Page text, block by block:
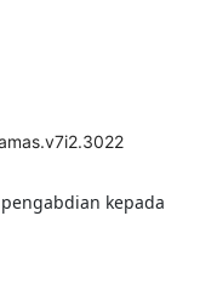
kepada